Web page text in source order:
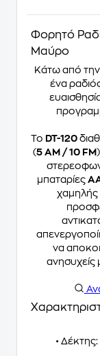
Φορητό
Μαύρο
Κάτω από
ένα
Το DT-120
(5 AM / 10 FM
μπαταρίες
χαμηλής
να
ανησυχείς
•